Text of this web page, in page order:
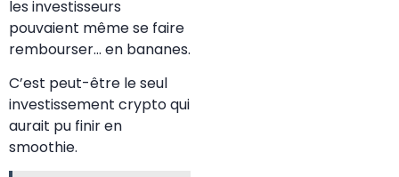
les investisseurs
pouvaient même se faire
rembourser… en bananes.
C’est peut-être le seul
investissement crypto qui
aurait pu finir en
smoothie.